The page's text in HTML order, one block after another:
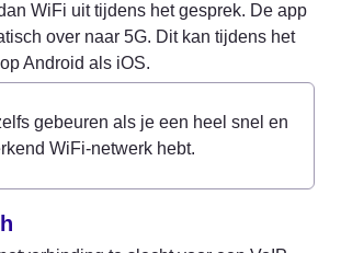
WiFi uit tijdens het gesprek. De app
over naar 5G. Dit kan tijdens het
Android als iOS.
gebeuren als je een heel snel en
WiFi-netwerk hebt.